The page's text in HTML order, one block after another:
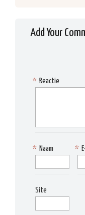
Add Your
Reactie
*
Naam
* *
Site